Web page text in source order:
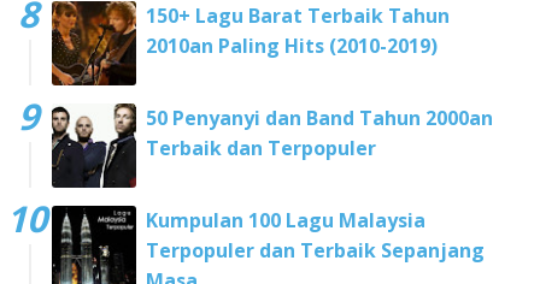
150+ Lagu Barat Terbaik Tahun
2010an Paling Hits (2010-2019)
50 Penyanyi dan Band Tahun 2000an
Terbaik dan Terpopuler
Kumpulan 100 Lagu Malaysia
Terpopuler dan Terbaik Sepanjang